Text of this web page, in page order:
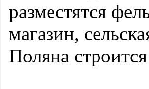
разместятся
магазин,
Поляна